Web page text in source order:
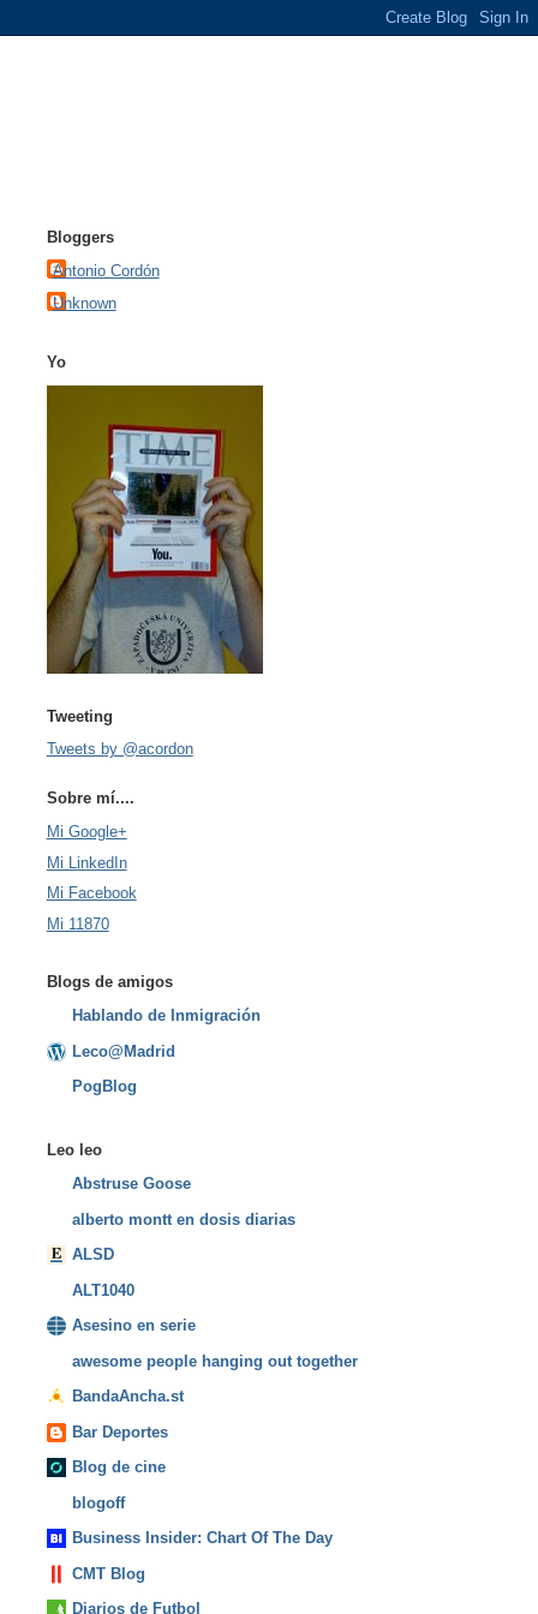
Bloggers
Antonio Cordón
Unknown
Yo
Tweeting
Tweets by @acordon
Sobre mí....
Mi Google+
Mi LinkedIn
Mi Facebook
Mi 11870
Blogs de amigos
Hablando de Inmigración
Leco@Madrid
PogBlog
Leo leo
Abstruse Goose
alberto montt en dosis diarias
ALSD
ALT1040
Asesino en serie
awesome people hanging out together
BandaAncha.st
Bar Deportes
Blog de cine
blogoff
Business Insider: Chart Of The Day
CMT Blog
Diarios de Futbol